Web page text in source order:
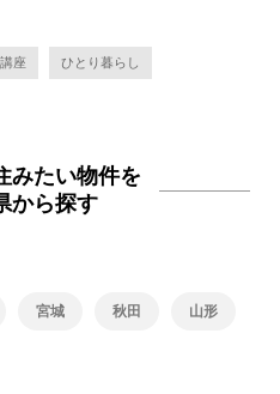
座 ひとり暮らし
みたい物件を
から探す
宮城 秋田 山形